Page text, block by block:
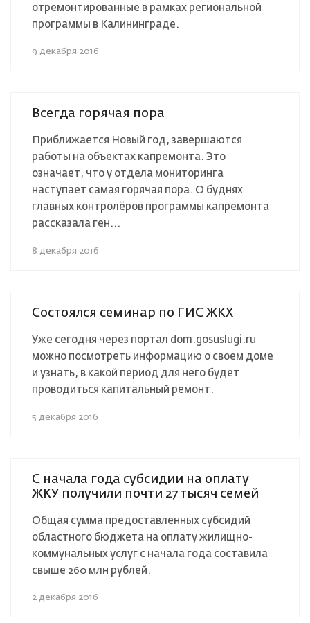
отремонтированные в рамках региональной
программы в Калининграде.
9 декабря 2016
Всегда горячая пора
Приближается Новый год, завершаются
работы на объектах капремонта. Это
означает, что у отдела мониторинга
наступает самая горячая пора. О буднях
главных контролёров программы капремонта
рассказала ген...
8 декабря 2016
Состоялся семинар по ГИС ЖКХ
Уже сегодня через портал dom.gosuslugi.ru
можно посмотреть информацию о своем доме
и узнать, в какой период для него будет
проводиться капитальный ремонт.
5 декабря 2016
С начала года субсидии на оплату
ЖКУ получили почти 27 тысяч семей
Общая сумма предоставленных субсидий
областного бюджета на оплату жилищно-
коммунальных услуг с начала года составила
свыше 260 млн рублей.
2 декабря 2016